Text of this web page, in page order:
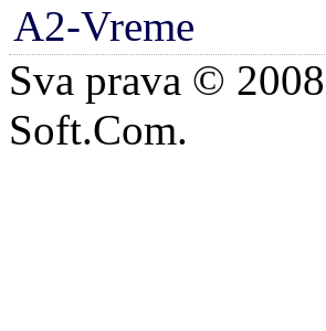
A2-Vreme
Sva prava ©
Soft.Com.